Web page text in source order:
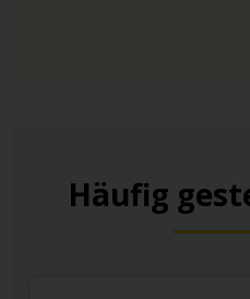
Häufig